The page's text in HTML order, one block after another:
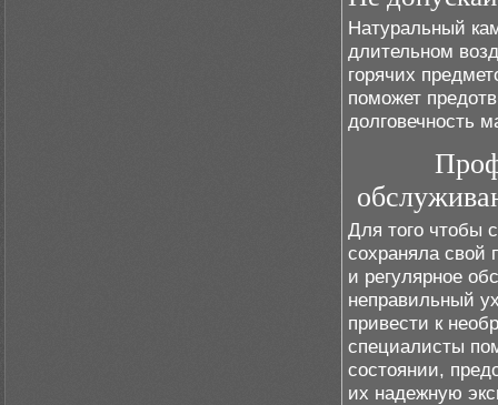
Натуральный
длительном
горячих
поможет
долговечность
Для того чтобы
сохраняла свой
и регулярное
неправильный
привести к
специалисты
состоянии,
их надежную